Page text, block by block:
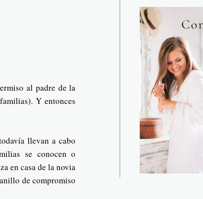
al padre de la
Y entonces
llevan a cabo
se conocen o
en casa de la novia
de compromiso